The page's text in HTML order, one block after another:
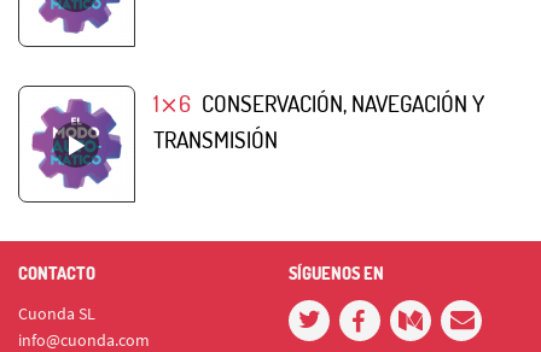
1⨯6 CONSERVACIÓN, NAVEGACIÓN Y
TRANSMISIÓN
CONTACTO
Cuonda SL
info@cuonda.com
SÍGUENOS EN